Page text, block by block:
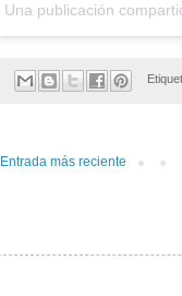
Una publicación
Entrada más reciente